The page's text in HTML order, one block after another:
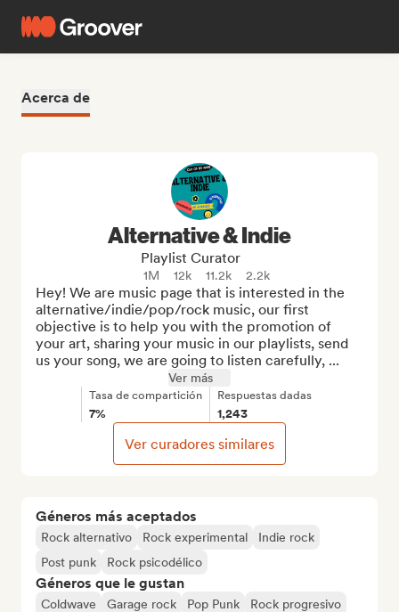
Acerca de
Géneros más aceptados
Rock alternativo Rock experimental
Indie rock
Post punk
Rock psicodélico
Géneros que le gustan
Coldwave Garage rock Pop Punk
Rock progresivo
Alternative & Indie
Playlist Curator
1M 12k 11.2k 2.2k
Hey! We are music page that is interested in the
alternative/indie/pop/rock music, our first
objective is to help you with the promotion of
your art, sharing your music in our playlists, send
us your song, we are going to listen carefully, ...
Ver más
Tasa de compartición
7%
Respuestas dadas
1,243
Ver curadores similares